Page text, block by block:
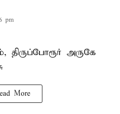
pm
திருப்போரூர் அருகே
More